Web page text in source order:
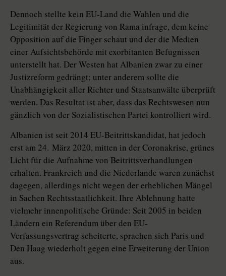
Dennoch stellte kein EU-Land die Wahlen und die
Legitimität der Regierung von Rama infrage, dem keine
Opposition auf die Finger schaut und der die Medien
einer Aufsichtsbehörde mit exorbitanten Befugnissen
unterstellt hat. Der Westen hat Albanien zwar zu einer
Justizreform gedrängt; unter anderem sollte die
Unabhängigkeit aller Richter und Staatsanwälte überprüft
werden. Das Resultat ist aber, dass das Rechtswesen nun
gänzlich von der Sozialistischen Partei kontrolliert wird.
Albanien ist seit 2014 EU-Beitrittskandidat, hat jedoch
erst am 24. März 2020, mitten in der Coronakrise, grünes
Licht für die Aufnahme von Beitrittsverhandlungen
erhalten. Frankreich und die Niederlande waren zunächst
dagegen, allerdings nicht wegen der erheblichen Mängel
in Sachen Rechtsstaatlichkeit. Ihre Ablehnung hatte
vielmehr innenpolitische Gründe: Seit 2005 in beiden
Ländern ein Referendum über den EU-
Verfassungsvertrag scheiterte, sprachen sich Paris und
Den Haag wiederholt gegen eine Erweiterung der Union
aus.